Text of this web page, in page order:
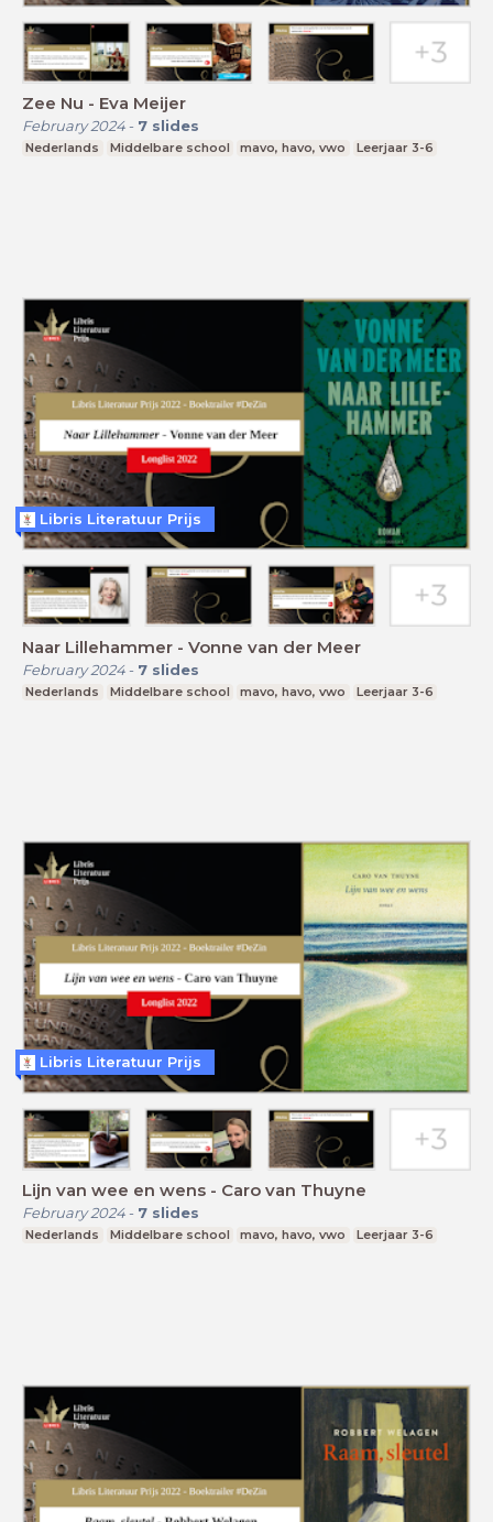
Zee Nu - Eva Meijer
February 2024- 7 slides
Nederlands Middelbare school mavo, havo, vwo Leerjaar 3-6
Naar Lillehammer - Vonne van der Meer
February 2024- 7 slides
Nederlands Middelbare school mavo, havo, vwo Leerjaar 3-6
Libris Literatuur Prijs
Lijn van wee en wens - Caro van Thuyne
February 2024- 7 slides
Nederlands Middelbare school mavo, havo, vwo Leerjaar 3-6
Libris Literatuur Prijs